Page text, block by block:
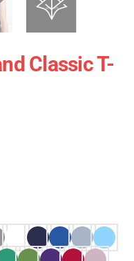
Classic T-